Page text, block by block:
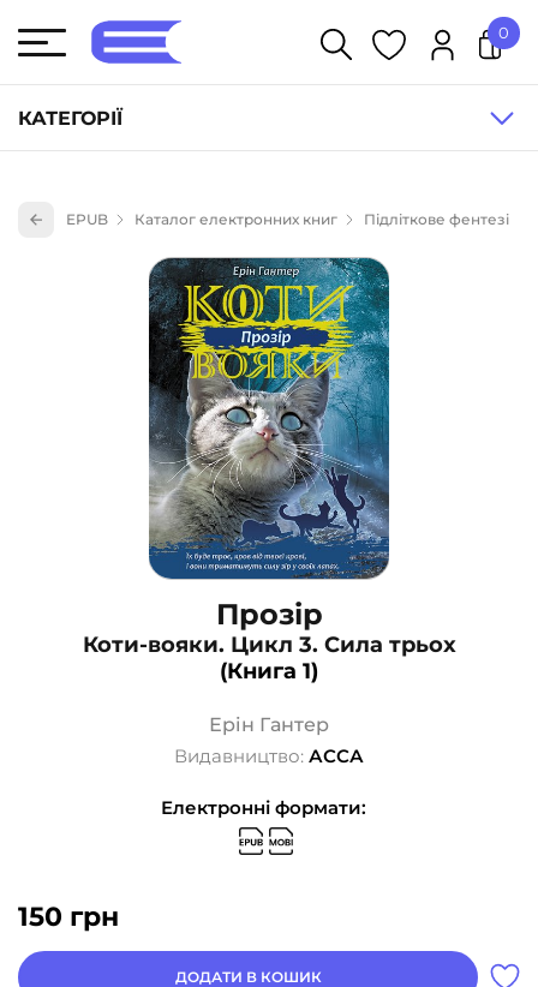
КАТЕГОРІЇ
Книги для дітей (835)
Книги для підлітків (240)
Науково-популярна література (1015)
Навчальна література та посібники (527)
Енциклопедії, довідники, словники (55)
Подарункові сертифікати (1)
0
EPUB Каталог електронних книг Підліткове фентезі
Прозір
Коти-вояки. Цикл 3. Сила трьох
(Книга 1)
Ерін Гантер
Видавництво: АССА
Електронні формати:
150 грн
ДОДАТИ В КОШИК